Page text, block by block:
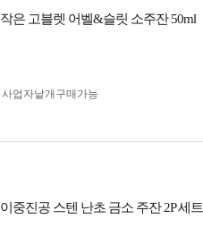
작은 고블렛 어벨&슬릿 소주잔 50ml
사업자 낱개구매가능
이중진공 스텐 난초 금소 주잔 2P 세트